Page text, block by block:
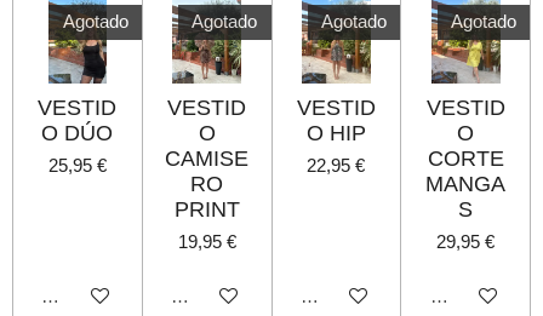
Agotado
VESTID
O DÚO
25,95 €
Agotado
Agotado
VESTID
O
CAMISE
RO
PRINT
19,95 €
Agotado
Agotado
VESTID
O HIP
22,95 €
Agotado
Agotado
VESTID
O
CORTE
MANGA
S
29,95 €
Agotado